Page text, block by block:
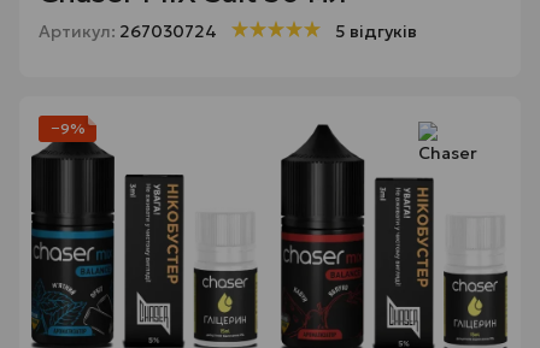
Артикул: 267030724 5 відгуків
−9%